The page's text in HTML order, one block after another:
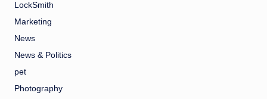
LockSmith
Marketing
News
News & Politics
pet
Photography